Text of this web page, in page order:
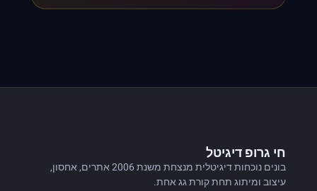
חי גרופ דיגיטל
בונים נוכחות דיגיטלית מנצחת משנת 2006 אתרים, אחסון,
עיצוב ומיתוג תחת קורת גג אחת.